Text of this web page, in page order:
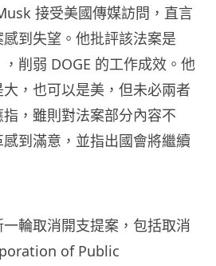
接受美國傳媒訪問，直言
到失望。他批評該法案是
，削弱 DOGE 的工作成效。他
，也可以是美，但未必兩者
，雖則對法案部分內容不
到滿意，並指出國會將繼續
輪取消開支提案，包括取消
of Public